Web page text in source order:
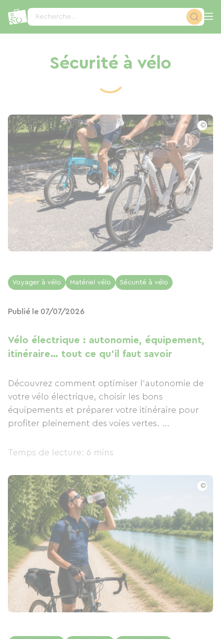
Recherche...
Sécurité à vélo
©
Voyager à vélo Matériel vélo Sécurité à vélo
Publié le 07/07/2026
Vélo électrique : autonomie, équipement,
itinéraire… tout ce qu'il faut savoir
Découvrez comment optimiser l'autonomie de
votre vélo électrique, choisir les bons
équipements et préparer votre itinéraire pour
profiter pleinement des voies vertes. ...
Temps de lecture: 6 mins
©
Panneau de gestion des cookies